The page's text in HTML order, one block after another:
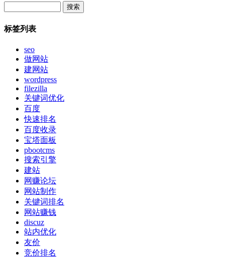
标签列表
seo
做网站
建网站
wordpress
filezilla
关键词优化
百度
快速排名
百度收录
宝塔面板
pbootcms
搜索引擎
建站
网赚论坛
网站制作
关键词排名
网站赚钱
discuz
站内优化
友价
竞价排名